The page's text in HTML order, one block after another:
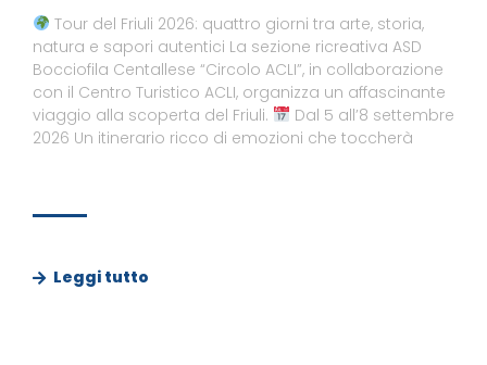
Tour del Friuli 2026: quattro giorni tra arte, storia,
natura e sapori autentici La sezione ricreativa ASD
Bocciofila Centallese “Circolo ACLI”, in collaborazione
con il Centro Turistico ACLI, organizza un affascinante
viaggio alla scoperta del Friuli.
Dal 5 all’8 settembre
2026 Un itinerario ricco di emozioni che toccherà
Leggi tutto